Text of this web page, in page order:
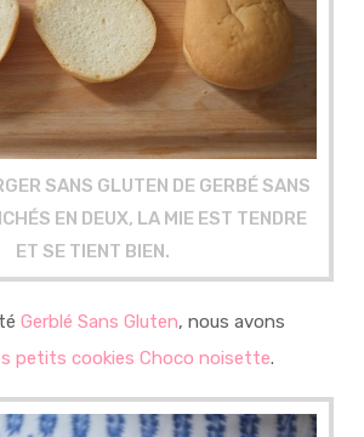
SANS GLUTEN DE GERBÉ SANS
EN DEUX, LA MIE EST TENDRE
ET SE TIENT BIEN.
Gerblé Sans Gluten, nous avons
petits cookies Choco noisette.